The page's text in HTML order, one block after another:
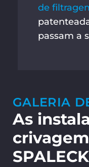
de
passam a
GALERIA
As